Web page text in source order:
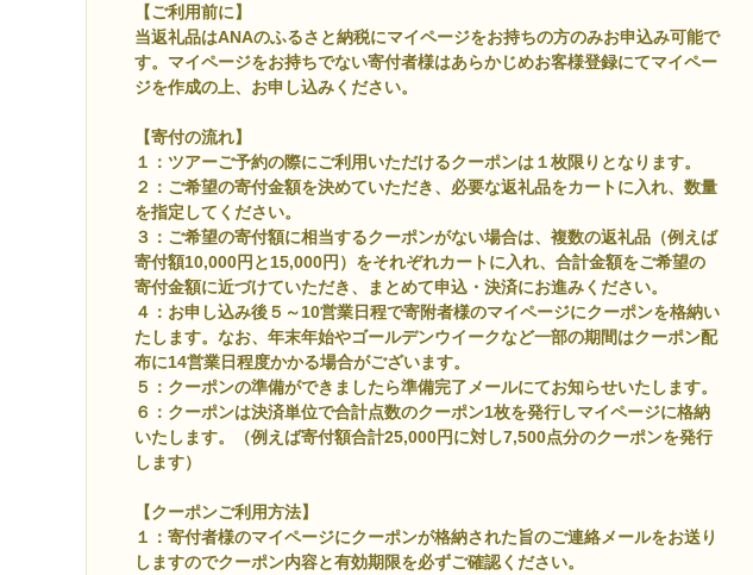
【ご利用前に】
当返礼品はANAのふるさと納税にマイページをお持ちの方のみお申込み可能で
す。マイページをお持ちでない寄付者様はあらかじめお客様登録にてマイペー
ジを作成の上、お申し込みください。
【寄付の流れ】
１：ツアーご予約の際にご利用いただけるクーポンは１枚限りとなります。
２：ご希望の寄付金額を決めていただき、必要な返礼品をカートに入れ、数量
を指定してください。
３：ご希望の寄付額に相当するクーポンがない場合は、複数の返礼品（例えば
寄付額10,000円と15,000円）をそれぞれカートに入れ、合計金額をご希望の
寄付金額に近づけていただき、まとめて申込・決済にお進みください。
４：お申し込み後５～10営業日程で寄附者様のマイページにクーポンを格納い
たします。なお、年末年始やゴールデンウイークなど一部の期間はクーポン配
布に14営業日程度かかる場合がございます。
５： クーポンの準備ができましたら準備完了メールにてお知らせいたします。
６：クーポンは決済単位で合計点数のクーポン1枚を発行しマイページに格納
いたします。（例えば寄付額合計25,000円に対し7,500点分のクーポンを発行
します）
【クーポンご利用方法】
１：寄付者様のマイページにクーポンが格納された旨のご連絡メールをお送り
しますのでクーポン内容と有効期限を必ずご確認ください。